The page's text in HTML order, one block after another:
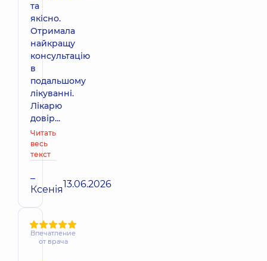
та
якісно.
Отримала
найкращу
консультацію
в
подальшому
лікуванні.
Лікарю
довір...
Читать
весь
текст
–
Ксенія13.06.2026
Впечатление
от врача